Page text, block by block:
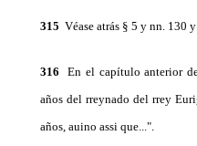
315 Véase atrás § 5 y nn. 130 y
316 En el capítulo anterior
años del rreynado del rrey
años, auino assi que...".